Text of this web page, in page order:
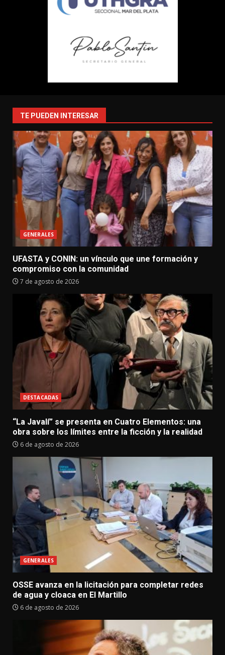
TE PUEDEN INTERESAR
GENERALES
UFASTA y CONIN: un vínculo que une formación y
compromiso con la comunidad
7 de agosto de 2026
DESTACADAS
“La Javalí” se presenta en Cuatro Elementos: una
obra sobre los límites entre la ficción y la realidad
6 de agosto de 2026
GENERALES
OSSE avanza en la licitación para completar redes
de agua y cloaca en El Martillo
6 de agosto de 2026